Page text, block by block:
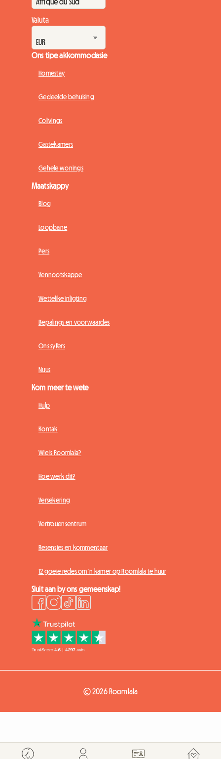
Valuta
Ons tipe akkommodasie
Homestay
Gedeelde behuising
Colivings
Gastekamers
Gehele wonings
Maatskappy
Blog
Loopbane
Pers
Vennootskappe
Wettelike inligting
Bepalings en voorwaardes
Ons syfers
Nuus
Kom meer te wete
Hulp
Kontak
Wie is Roomlala?
Hoe werk dit?
Versekering
Vertrouensentrum
Resensies en kommentaar
12 goeie redes om 'n kamer op Roomlala te huur
Sluit aan by ons gemeenskap!
© 2026 Roomlala